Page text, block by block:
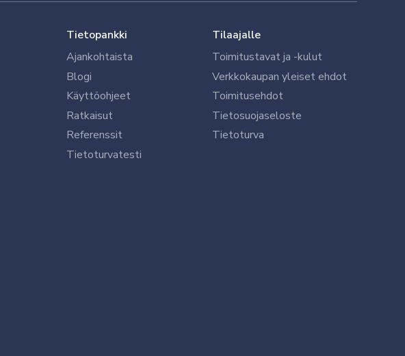
Tietopankki
Ajankohtaista
Blogi
Käyttöohjeet
Ratkaisut
Referenssit
Tietoturvatesti
Tilaajalle
Toimitustavat ja -kulut
Verkkokaupan yleiset ehdot
Toimitusehdot
Tietosuojaseloste
Tietoturva